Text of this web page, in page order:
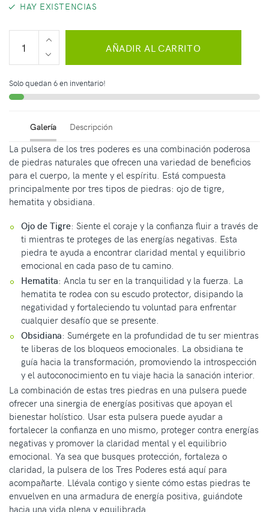
HAY EXISTENCIAS
AÑADIR AL CARRITO
Solo quedan 6 en inventario!
Galería Descripción
La pulsera de los tres poderes es una combinación poderosa
de piedras naturales que ofrecen una variedad de beneficios
para el cuerpo, la mente y el espíritu. Está compuesta
principalmente por tres tipos de piedras: ojo de tigre,
hematita y obsidiana.
Ojo de Tigre: Siente el coraje y la confianza fluir a través de
ti mientras te proteges de las energías negativas. Esta
piedra te ayuda a encontrar claridad mental y equilibrio
emocional en cada paso de tu camino.
Hematita: Ancla tu ser en la tranquilidad y la fuerza. La
hematita te rodea con su escudo protector, disipando la
negatividad y fortaleciendo tu voluntad para enfrentar
cualquier desafío que se presente.
Obsidiana: Sumérgete en la profundidad de tu ser mientras
te liberas de los bloqueos emocionales. La obsidiana te
guía hacia la transformación, promoviendo la introspección
y el autoconocimiento en tu viaje hacia la sanación interior.
La combinación de estas tres piedras en una pulsera puede
ofrecer una sinergia de energías positivas que apoyan el
bienestar holístico. Usar esta pulsera puede ayudar a
fortalecer la confianza en uno mismo, proteger contra energías
negativas y promover la claridad mental y el equilibrio
emocional. Ya sea que busques protección, fortaleza o
claridad, la pulsera de los Tres Poderes está aquí para
acompañarte. Llévala contigo y siente cómo estas piedras te
envuelven en una armadura de energía positiva, guiándote
hacia una vida plena y equilibrada.